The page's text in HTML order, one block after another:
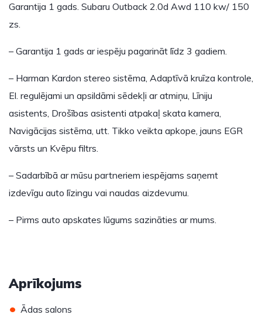
Garantija 1 gads. Subaru Outback 2.0d Awd 110 kw/ 150
zs.
– Garantija 1 gads ar iespēju pagarināt līdz 3 gadiem.
– Harman Kardon stereo sistēma, Adaptīvā kruīza kontrole,
El. regulējami un apsildāmi sēdekļi ar atmiņu, Līniju
asistents, Drošības asistenti atpakaļ skata kamera,
Navigācijas sistēma, utt. Tikko veikta apkope, jauns EGR
vārsts un Kvēpu filtrs.
– Sadarbībā ar mūsu partneriem iespējams saņemt
izdevīgu auto līzingu vai naudas aizdevumu.
– Pirms auto apskates lūgums sazināties ar mums.
Aprīkojums
• Ādas salons